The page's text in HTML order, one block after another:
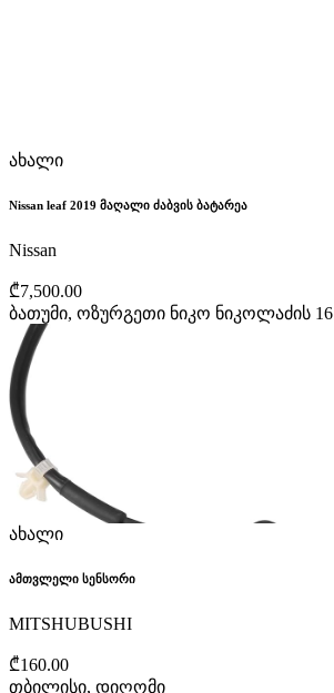
ახალი
Nissan leaf 2019 მაღალი ძაბვის ბატარეა
Nissan
₾7,500.00
ბათუმი, ოზურგეთი ნიკო ნიკოლაძის 16
ახალი
ამთვლელი სენსორი
MITSHUBUSHI
₾160.00
თბილისი, დიღომი